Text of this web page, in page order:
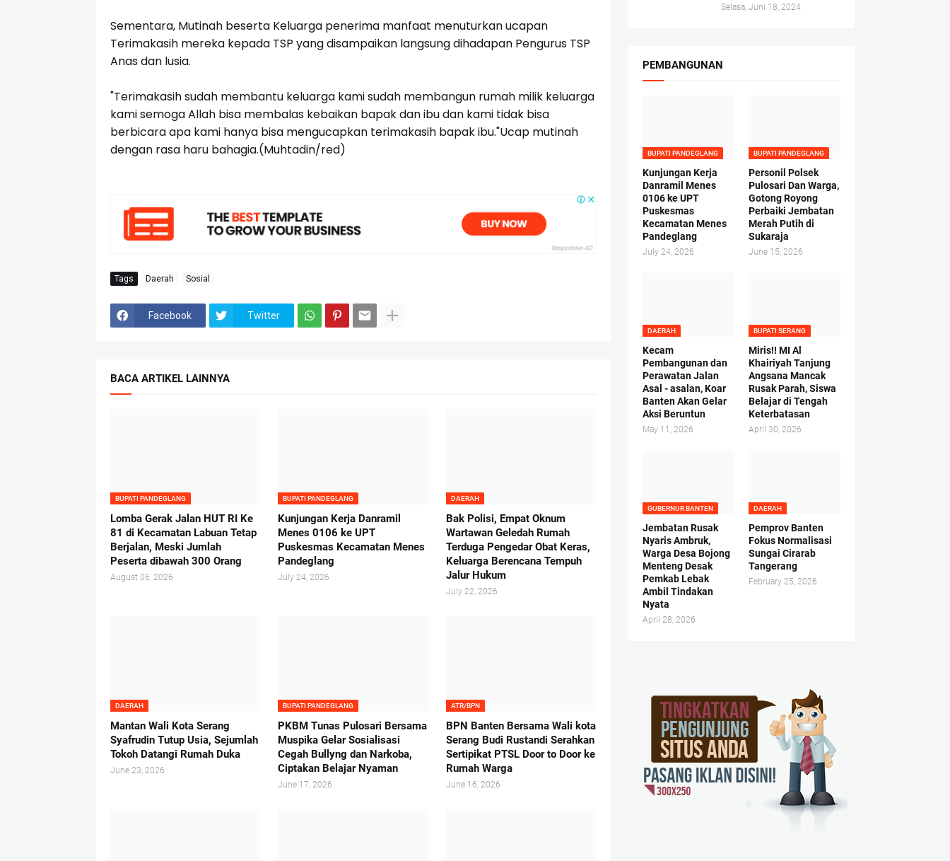
Sementara, Mutinah beserta Keluarga penerima manfaat menuturkan ucapan
Terimakasih mereka kepada TSP yang disampaikan langsung dihadapan Pengurus TSP
Anas dan lusia.
"Terimakasih sudah membantu keluarga kami sudah membangun rumah milik keluarga
kami semoga Allah bisa membalas kebaikan bapak dan ibu dan kami tidak bisa
berbicara apa kami hanya bisa mengucapkan terimakasih bapak ibu."Ucap mutinah
dengan rasa haru bahagia.(Muhtadin/red)
Tags Daerah Sosial
Facebook Twitter
BACA ARTIKEL LAINNYA
BUPATI PANDEGLANG
Lomba Gerak Jalan HUT RI Ke
81 di Kecamatan Labuan Tetap
Berjalan, Meski Jumlah
Peserta dibawah 300 Orang
August 06, 2026
BUPATI PANDEGLANG
Kunjungan Kerja Danramil
Menes 0106 ke UPT
Puskesmas Kecamatan Menes
Pandeglang
July 24, 2026
DAERAH
Bak Polisi, Empat Oknum
Wartawan Geledah Rumah
Terduga Pengedar Obat Keras,
Keluarga Berencana Tempuh
Jalur Hukum
July 22, 2026
DAERAH
Mantan Wali Kota Serang
Syafrudin Tutup Usia, Sejumlah
Tokoh Datangi Rumah Duka
June 23, 2026
BUPATI PANDEGLANG
PKBM Tunas Pulosari Bersama
Muspika Gelar Sosialisasi
Cegah Bullyng dan Narkoba,
Ciptakan Belajar Nyaman
June 17, 2026
ATR/BPN
BPN Banten Bersama Wali kota
Serang Budi Rustandi Serahkan
Sertipikat PTSL Door to Door ke
Rumah Warga
June 16, 2026
Selasa, Juni 18, 2024
PEMBANGUNAN
BUPATI PANDEGLANG
Kunjungan Kerja
Danramil Menes
0106 ke UPT
Puskesmas
Kecamatan Menes
Pandeglang
July 24, 2026
BUPATI PANDEGLANG
Personil Polsek
Pulosari Dan Warga,
Gotong Royong
Perbaiki Jembatan
Merah Putih di
Sukaraja
June 15, 2026
DAERAH
Kecam
Pembangunan dan
Perawatan Jalan
Asal - asalan, Koar
Banten Akan Gelar
Aksi Beruntun
May 11, 2026
BUPATI SERANG
Miris!! MI Al
Khairiyah Tanjung
Angsana Mancak
Rusak Parah, Siswa
Belajar di Tengah
Keterbatasan
April 30, 2026
GUBERNUR BANTEN
Jembatan Rusak
Nyaris Ambruk,
Warga Desa Bojong
Menteng Desak
Pemkab Lebak
Ambil Tindakan
Nyata
April 28, 2026
DAERAH
Pemprov Banten
Fokus Normalisasi
Sungai Cirarab
Tangerang
February 25, 2026